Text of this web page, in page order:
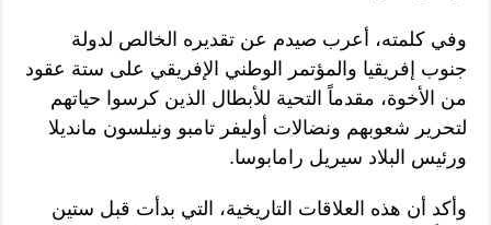
وفي كلمته، أعرب صيدم عن تقديره الخالص لدولة
جنوب إفريقيا والمؤتمر الوطني الإفريقي على ستة عقود
من الأخوة، مقدماً التحية للأبطال الذين كرسوا حياتهم
لتحرير شعوبهم ونضالات أوليفر تامبو ونيلسون مانديلا
ورئيس البلاد سيريل رامابوسا.
وأكد أن هذه العلاقات التاريخية، التي بدأت قبل ستين